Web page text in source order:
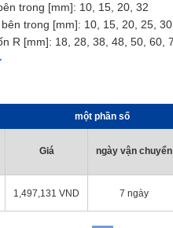
trong [mm]: 10, 15, 20, 32
bên trong [mm]: 10, 15, 20, 25,
R [mm]: 18, 28, 38, 48, 50, 60,
Cáp được thiết kế để ngăn ngừa
phẩm tiết kiệm; Giá rẻ hơn sản
một phần số
Giá ngày vận chuyển
1,497,131 VND 7 ngày